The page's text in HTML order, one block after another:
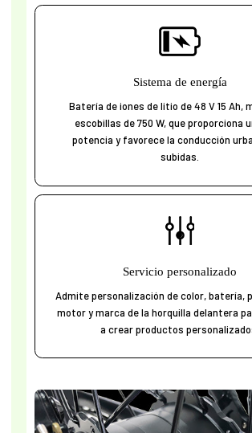
Sistema de energía
Batería de iones de litio de 48 V 15 Ah,
escobillas de 750 W, que proporciona
potencia y favorece la conducción
subidas.
Servicio personalizado
Admite personalización de color, batería,
motor y marca de la horquilla delantera
a crear productos